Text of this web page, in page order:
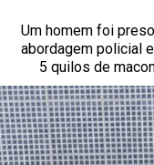
Um homem foi
abordagem policial
5 quilos de